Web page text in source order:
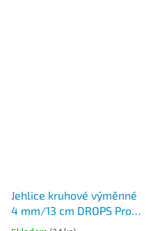
Jehlice kruhové výměnné
4 mm/13 cm DROPS Pro
Romance (Birch)